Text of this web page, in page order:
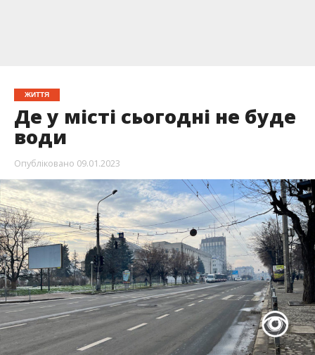
ЖИТТЯ
Де у місті сьогодні не буде
води
Опубліковано 09.01.2023